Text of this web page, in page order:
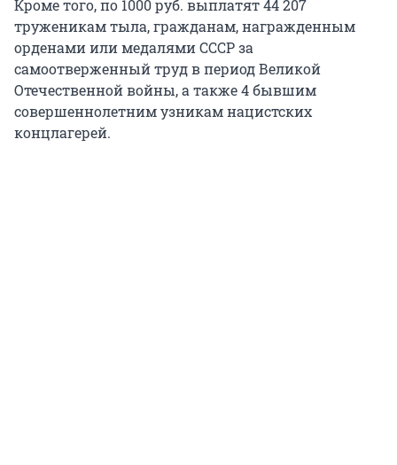
Кроме того, по 1000 руб. выплатят 44 207
труженикам тыла, гражданам, награжденным
орденами или медалями СССР за
самоотверженный труд в период Великой
Отечественной войны, а также 4 бывшим
совершеннолетним узникам нацистских
концлагерей.